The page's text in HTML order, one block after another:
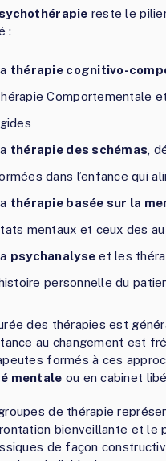
reste le
:
thérapie cognitivo-
Comportementale
thérapie des schémas ,
dans l’enfance qui
thérapie basée sur la
mentaux et ceux des
psychanalyse et les
personnelle du
des thérapies est
au changement est
formés à ces
mentale ou en cabinet
de thérapie
bienveillante et le
de façon